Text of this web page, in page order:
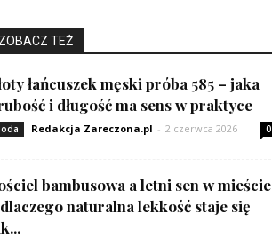
ZOBACZ TEŻ
łańcuszek męski próba 585 – jaka
i długość ma sens w praktyce
Redakcja Zareczona.pl - 2 czerwca 2026 0
bambusowa a letni sen w mieście
naturalna lekkość staje się